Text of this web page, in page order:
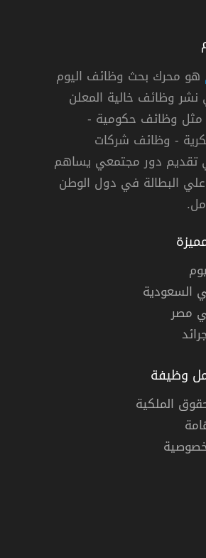
دوام كامل
هو محرك بحث وظائف اليوم
وظائف خالية المعلن
مثل وظائف حكومية -
- وظائف شركات
تقديم دور مجتمعي يساهم
البطالة في دول الوطن
السعودية
مصر
وظيفة
الملكية